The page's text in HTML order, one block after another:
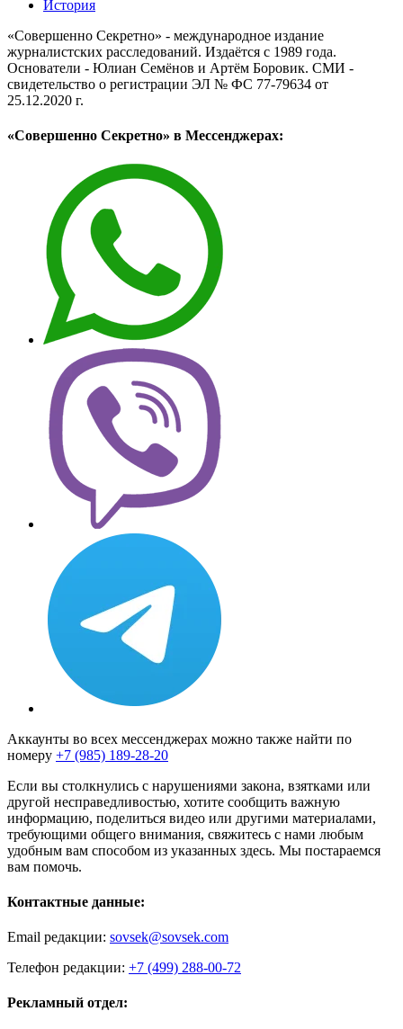
История
«Совершенно Секретно» - международное издание
журналистских расследований. Издаётся с 1989 года.
Основатели - Юлиан Семёнов и Артём Боровик. CМИ -
свидетельство о регистрации ЭЛ № ФС 77-79634 от
25.12.2020 г.
«Совершенно Секретно» в Мессенджерах:
Аккаунты во всех мессенджерах можно также найти по
номеру +7 (985) 189-28-20
Если вы столкнулись с нарушениями закона, взятками или
другой несправедливостью, хотите сообщить важную
информацию, поделиться видео или другими материалами,
требующими общего внимания, свяжитесь с нами любым
удобным вам способом из указанных здесь. Мы постараемся
вам помочь.
Контактные данные:
Email редакции: sovsek@sovsek.com
Телефон редакции: +7 (499) 288-00-72
Рекламный отдел: